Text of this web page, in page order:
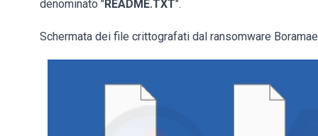
denominato " README.TXT".
Schermata dei file crittografati dal ransomware